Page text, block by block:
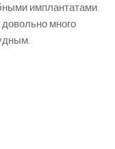
имплантатами.
много